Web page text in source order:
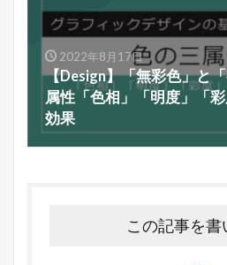
2022年8月17日
【Design】「無彩色」と
属性「色相」「明度」「
効果
この記事を書